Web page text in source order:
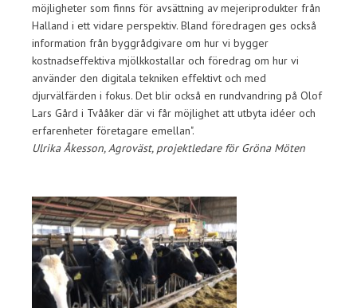
möjligheter som finns för avsättning av mejeriprodukter från
Halland i ett vidare perspektiv. Bland föredragen ges också
information från byggrådgivare om hur vi bygger
kostnadseffektiva mjölkkostallar och föredrag om hur vi
använder den digitala tekniken effektivt och med
djurvälfärden i fokus. Det blir också en rundvandring på Olof
Lars Gård i Tvååker där vi får möjlighet att utbyta idéer och
erfarenheter företagare emellan".
Ulrika Åkesson, Agroväst, projektledare för Gröna Möten